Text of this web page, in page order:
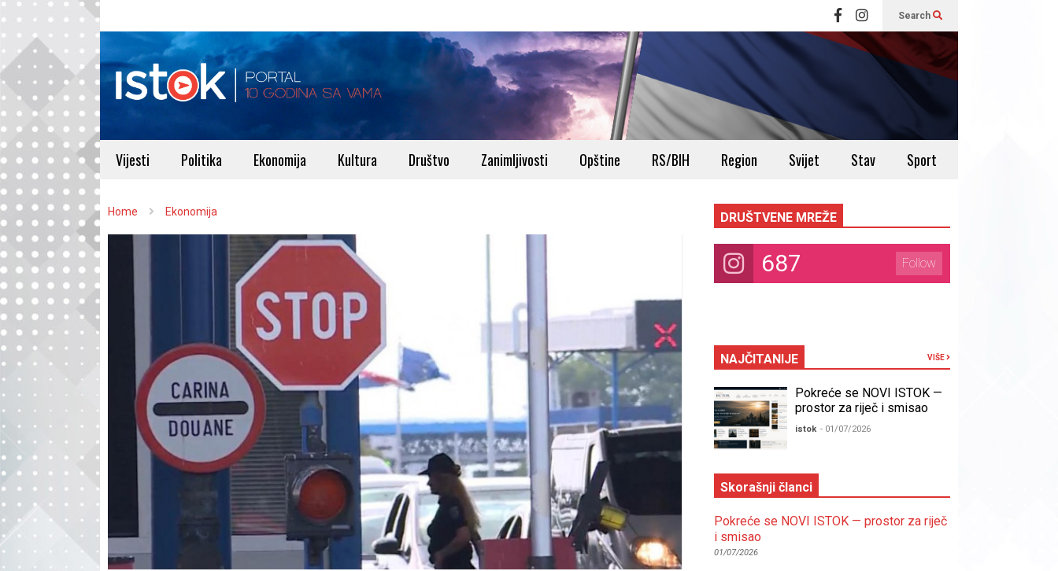
Search
Vijesti Politika Ekonomija Kultura Društvo Zanimljivosti Opštine RS/BIH Region Svijet Stav Sport
Home Ekonomija DRUŠTVENE MREŽE
687 Follow
NAJČITANIJE VIŠE
Pokreće se NOVI ISTOK —
prostor za riječ i smisao
istok - 01/07/2026
Skorašnji članci
Pokreće se NOVI ISTOK — prostor za riječ
i smisao
01/07/2026